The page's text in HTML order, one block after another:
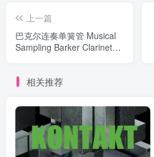
上一篇
巴克尔连奏单簧管 Musical
Sampling Barker Clarinet
相关推荐